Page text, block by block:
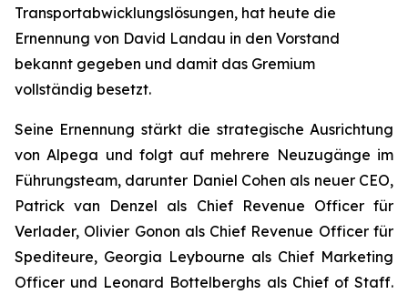
Transportabwicklungslösungen, hat heute die
Ernennung von David Landau in den Vorstand
bekannt gegeben und damit das Gremium
vollständig besetzt.
Seine Ernennung stärkt die strategische Ausrichtung
von Alpega und folgt auf mehrere Neuzugänge im
Führungsteam, darunter Daniel Cohen als neuer CEO,
Patrick van Denzel als Chief Revenue Officer für
Verlader, Olivier Gonon als Chief Revenue Officer für
Spediteure, Georgia Leybourne als Chief Marketing
Officer und Leonard Bottelberghs als Chief of Staff.